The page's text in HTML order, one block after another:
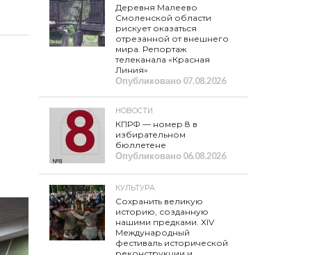
Деревня Малеево
Смоленской области
рискует оказаться
отрезанной от внешнего
мира. Репортаж
телеканала «Красная
Линия»
Опубликовано07.08.2026
НОВОСТИ
КПРФ — номер 8 в
избирательном
бюллетене
Опубликовано06.08.2026
КУЛЬТУРА
Сохранить великую
историю, созданную
нашими предками. XIV
Международный
фестиваль исторической